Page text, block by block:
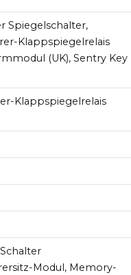
Spiegelschalter,
Klappspiegelrelais
(UK), Sentry Key
Klappspiegelrelais
Modul, Memory-